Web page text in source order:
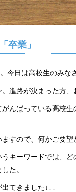
卒業」
今日は高校生のみな
進路が決まった方
んばっている高校
すので、何かご要望
キーワードでは、
た。
てきました↓↓↓